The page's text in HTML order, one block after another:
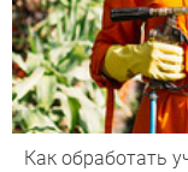
Как обработать